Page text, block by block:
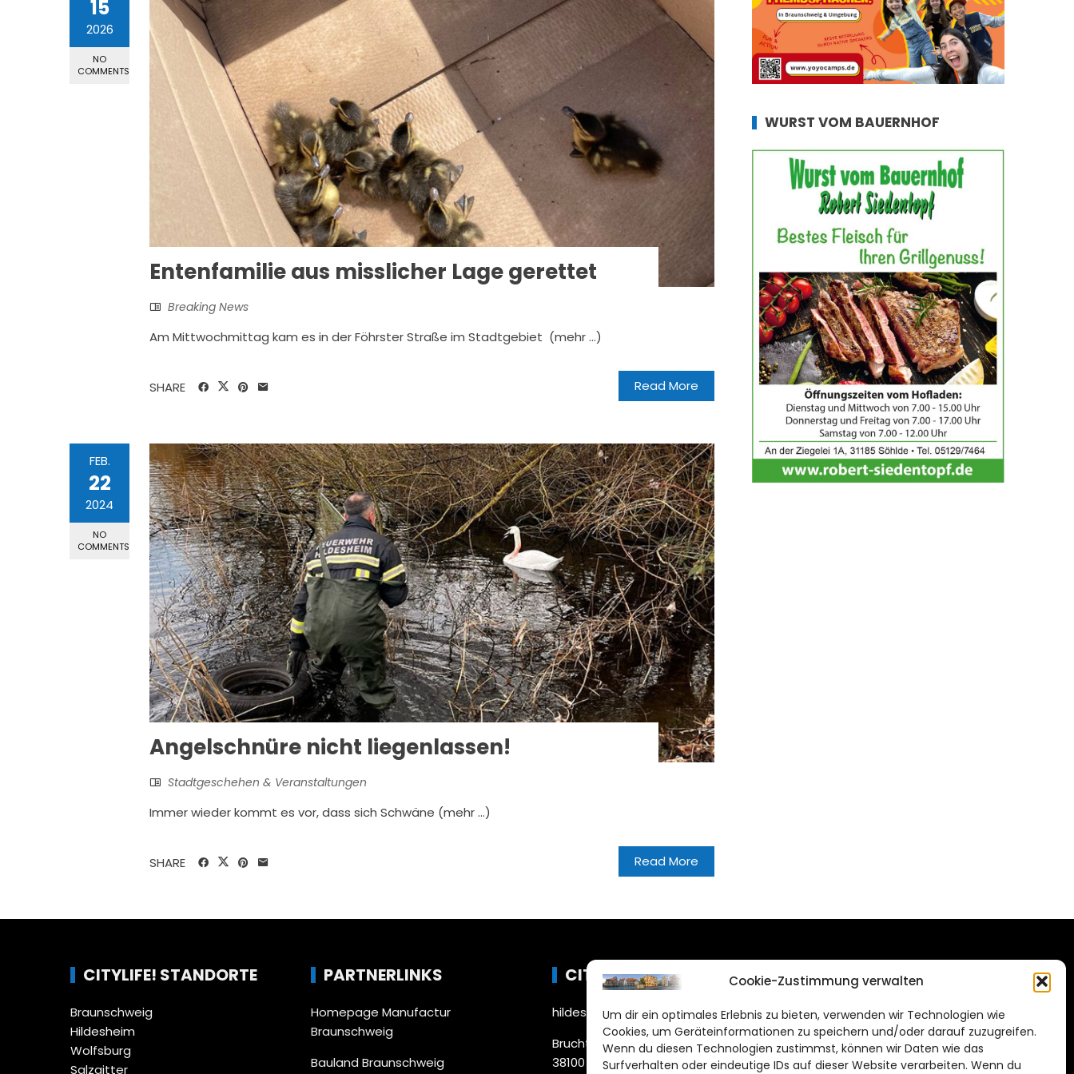
Cookie-Zustimmung verwalten
Um dir ein optimales Erlebnis zu bieten, verwenden wir Technologien wie
Cookies, um Geräteinformationen zu speichern und/oder darauf zuzugreifen.
Wenn du diesen Technologien zustimmst, können wir Daten wie das
Surfverhalten oder eindeutige IDs auf dieser Website verarbeiten. Wenn du
15
2026
NO
COMMENTS
Entenfamilie aus misslicher Lage gerettet
Breaking News
Am Mittwochmittag kam es in der Föhrster Straße im Stadtgebiet (mehr …)
Read More
SHARE
FEB.
22
2024
NO
COMMENTS
Angelschnüre nicht liegenlassen!
Stadtgeschehen & Veranstaltungen
Immer wieder kommt es vor, dass sich Schwäne (mehr …)
Read More
SHARE
WURST VOM BAUERNHOF
CITYLIFE! STANDORTE
Braunschweig
Hildesheim
Wolfsburg
Salzgitter
PARTNERLINKS
Homepage Manufactur
Braunschweig
Bauland Braunschweig
CITYLIFE!
hildesheim@citylifemedien.de
Bruchtorwall 12
38100 Braunschweig
DAS STADTMAGAZIN
FÜR HILDESHEIM
Impressum
Datenschutzerklärung
Cookie Richtlinie